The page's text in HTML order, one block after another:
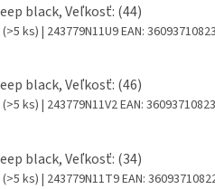
black, Veľkosť: (44)
(>5 ks) | 243779N11U9EAN:
black, Veľkosť: (46)
(>5 ks) | 243779N11V2EAN:
black, Veľkosť: (34)
(>5 ks) | 243779N11T9EAN: